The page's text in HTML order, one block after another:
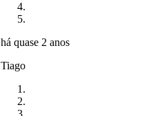
há quase 2 anos
Tiago